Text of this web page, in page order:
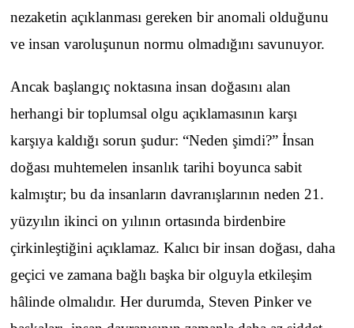
nezaketin açıklanması gereken bir anomali olduğunu
ve insan varoluşunun normu olmadığını savunuyor.
Ancak başlangıç noktasına insan doğasını alan
herhangi bir toplumsal olgu açıklamasının karşı
karşıya kaldığı sorun şudur: “Neden şimdi?” İnsan
doğası muhtemelen insanlık tarihi boyunca sabit
kalmıştır; bu da insanların davranışlarının neden 21.
yüzyılın ikinci on yılının ortasında birdenbire
çirkinleştiğini açıklamaz. Kalıcı bir insan doğası, daha
geçici ve zamana bağlı başka bir olguyla etkileşim
hâlinde olmalıdır. Her durumda, Steven Pinker ve